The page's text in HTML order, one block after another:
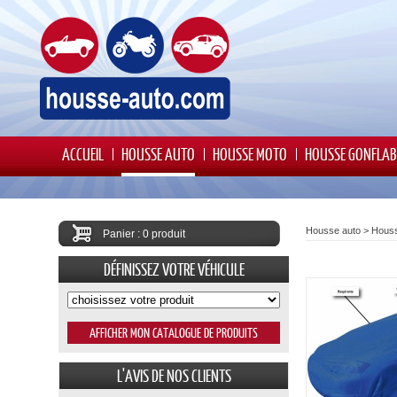
ACCUEIL HOUSSE AUTO HOUSSE MOTO HOUSSE
Housse auto >
Panier : 0 produit
DÉFINISSEZ VOTRE VÉHICULE
L'AVIS DE NOS CLIENTS